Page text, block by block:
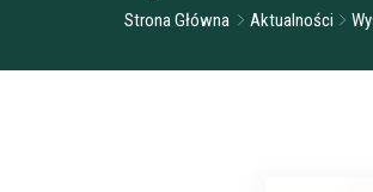
Strona Główna Aktualności